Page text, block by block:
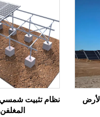
نظام تثبيت شمسي من الفولاذ